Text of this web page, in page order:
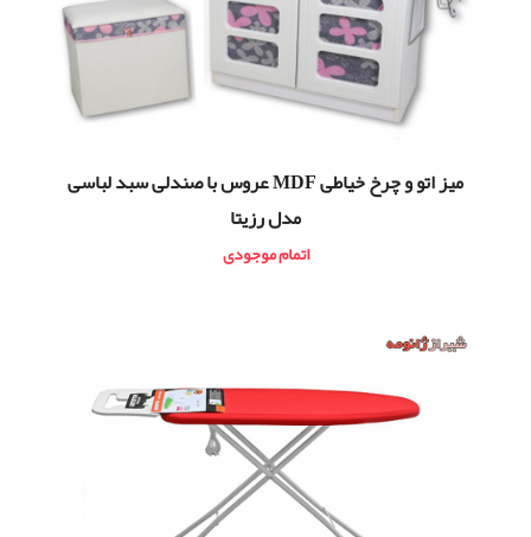
میز اتو و چرخ خیاطی MDF عروس با صندلی سبد لباسی
مدل رزیتا
اتمام موجودی